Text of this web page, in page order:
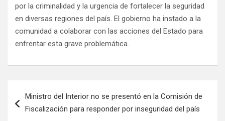
por la criminalidad y la urgencia de fortalecer la seguridad
en diversas regiones del país. El gobierno ha instado a la
comunidad a colaborar con las acciones del Estado para
enfrentar esta grave problemática.
Ministro del Interior no se presentó en la Comisión de
Fiscalización para responder por inseguridad del país